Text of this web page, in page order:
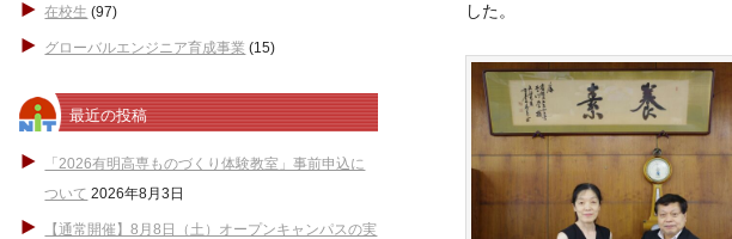
在校生 (97)
グローバルエンジニア育成事業 (15)
最近の投稿
「2026有明高専ものづくり体験教室」事前申込に
ついて 2026年8月3日
【通常開催】8月8日（土）オープンキャンパスの実
した。